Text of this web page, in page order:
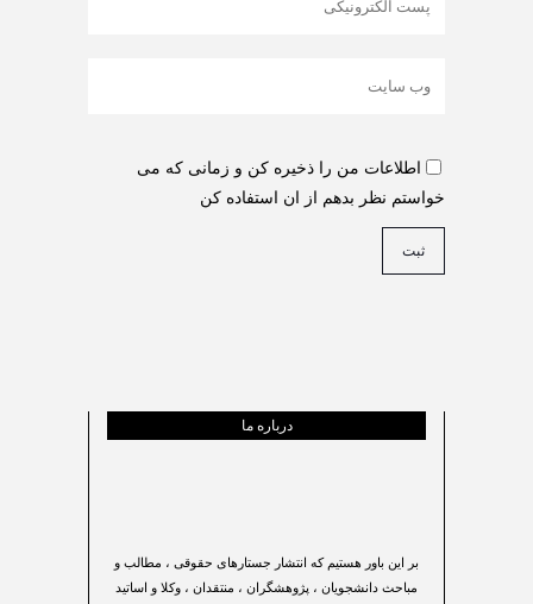
اطلاعات من را ذخیره کن و زمانی که می
خواستم نظر بدهم از ان استفاده کن
درباره ما
بر این باور هستیم که انتشار جستارهای حقوقی ، مطالب و
مباحث دانشجویان ، پژوهشگران ، منتقدان ، وکلا و اساتید